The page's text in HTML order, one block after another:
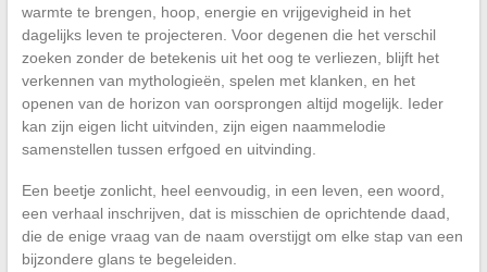
warmte te brengen, hoop, energie en vrijgevigheid in het
dagelijks leven te projecteren. Voor degenen die het verschil
zoeken zonder de betekenis uit het oog te verliezen, blijft het
verkennen van mythologieën, spelen met klanken, en het
openen van de horizon van oorsprongen altijd mogelijk. Ieder
kan zijn eigen licht uitvinden, zijn eigen naammelodie
samenstellen tussen erfgoed en uitvinding.
Een beetje zonlicht, heel eenvoudig, in een leven, een woord,
een verhaal inschrijven, dat is misschien de oprichtende daad,
die de enige vraag van de naam overstijgt om elke stap van een
bijzondere glans te begeleiden.